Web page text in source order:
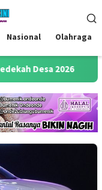
Nasional Olahraga
2026